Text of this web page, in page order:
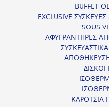
BUFFET
EXCLUSIVE
SOUS
ΑΦΥΓΡΑΝΤΗΡΕΣ
ΔΙΣΚΟΙ
ΚΑΡΟΤΣΙΑ